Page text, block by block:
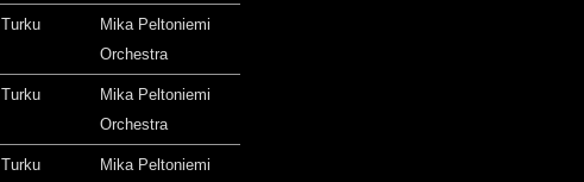
Turku
Mika Peltoniemi
Orchestra
Turku
Mika Peltoniemi
Orchestra
Turku
Mika Peltoniemi